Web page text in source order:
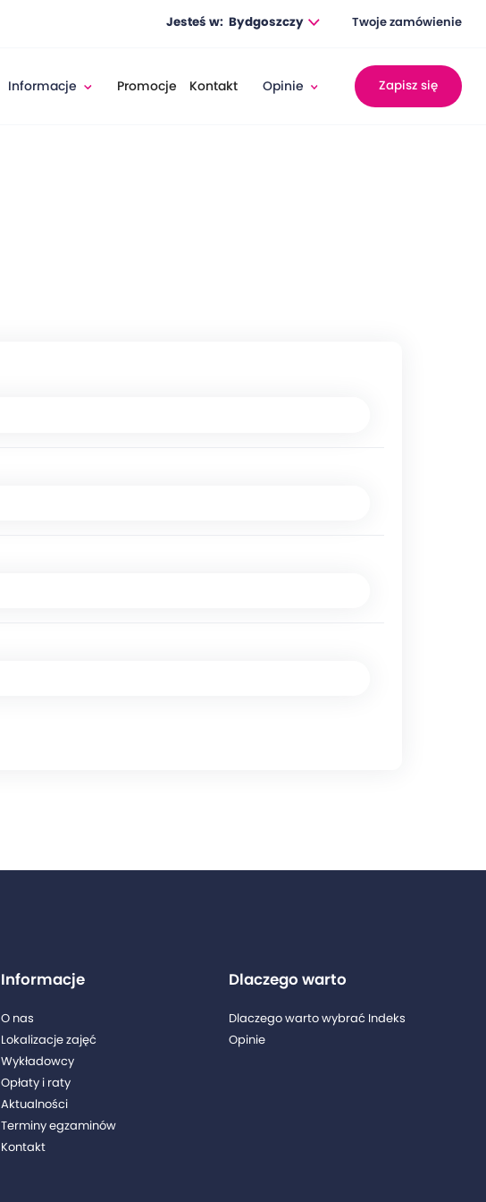
Jesteś w: Bydgoszczy Twoje zamówienie
Informacje Promocje Kontakt Opinie Zapisz się
Informacje
O nas
Lokalizacje zajęć
Wykładowcy
Opłaty i raty
Aktualności
Terminy egzaminów
Kontakt
Dlaczego warto
Dlaczego warto wybrać Indeks
Opinie